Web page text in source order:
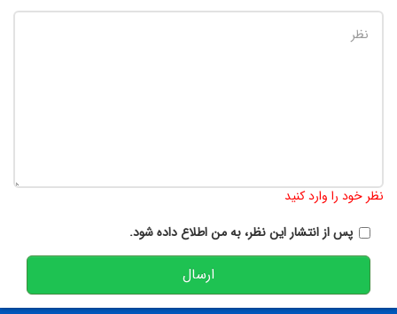
نظر خود را وارد کنید
پس از انتشار این نظر، به من اطلاع داده شود.
ارسال